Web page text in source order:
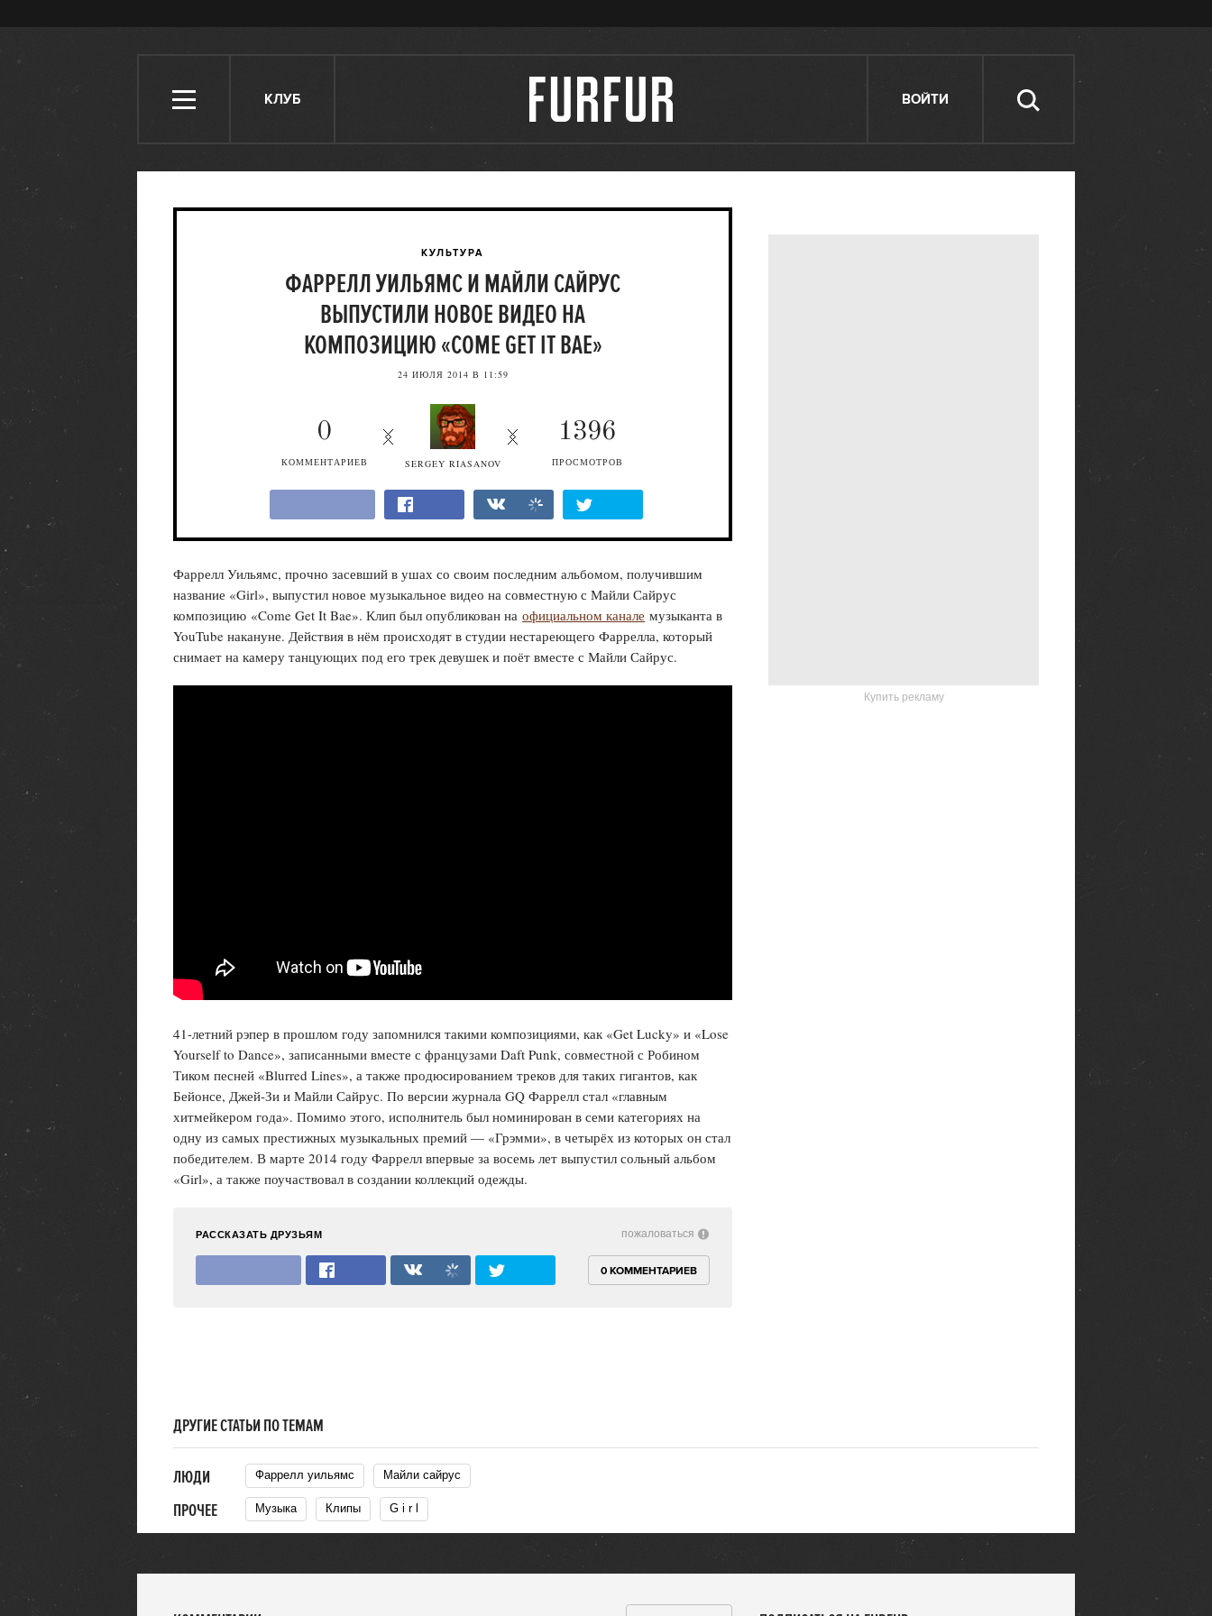
КЛУБ ВОЙТИ
КУЛЬТУРА
ФАРРЕЛЛ УИЛЬЯМС И МАЙЛИ САЙРУС
ВЫПУСТИЛИ НОВОЕ ВИДЕО НА
КОМПОЗИЦИЮ «COME GET IT BAE»
24 ИЮЛЯ 2014 В 11:59
SERGEY RIASANOV
1396
ПРОСМОТРОВ
0
КОММЕНТАРИЕВ
Фаррелл Уильямс, прочно засевший в ушах со своим последним альбомом, получившим
название «Girl», выпустил новое музыкальное видео на совместную с Майли Сайрус
композицию «Come Get It Bae». Клип был опубликован на официальном канале музыканта в
YouTube накануне. Действия в нём происходят в студии нестареющего Фаррелла, который
снимает на камеру танцующих под его трек девушек и поёт вместе с Майли Сайрус.
41-летний рэпер в прошлом году запомнился такими композициями, как «Get Lucky» и «Lose
Yourself to Dance», записанными вместе с французами Daft Punk, совместной с Робином
Тиком песней «Blurred Lines», а также продюсированием треков для таких гигантов, как
Бейонсе, Джей-Зи и Майли Сайрус. По версии журнала GQ Фаррелл стал «главным
хитмейкером года». Помимо этого, исполнитель был номинирован в семи категориях на
одну из самых престижных музыкальных премий — «Грэмми», в четырёх из которых он стал
победителем. В марте 2014 году Фаррелл впервые за восемь лет выпустил сольный альбом
«Girl», а также поучаствовал в создании коллекций одежды.
Купить рекламу
РАССКАЗАТЬ ДРУЗЬЯМ
0 КОММЕНТАРИЕВ
пожаловаться
ДРУГИЕ СТАТЬИ ПО ТЕМАМ
ЛЮДИ Фаррелл уильямс Майли сайрус
ПРОЧЕЕ Музыка Клипы G i r l